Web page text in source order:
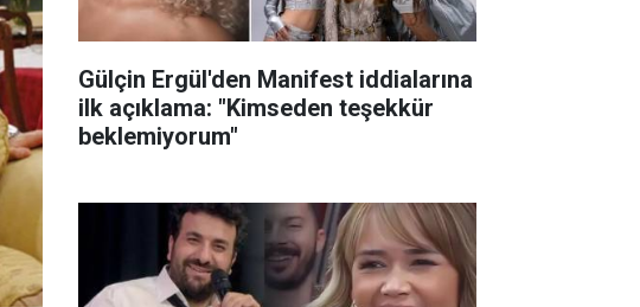
Gülçin Ergül'den Manifest iddialarına
ilk açıklama: "Kimseden teşekkür
beklemiyorum"